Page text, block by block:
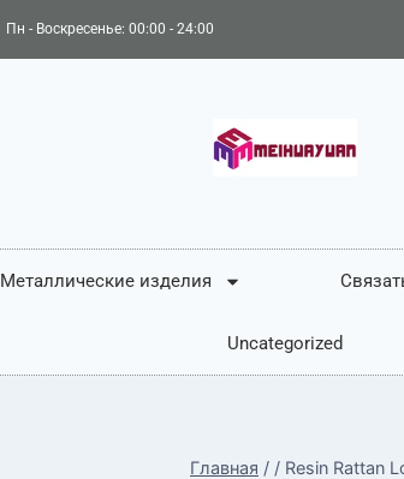
Пн - Воскресенье: 00:00 - 24:00
Металлические изделия
Uncategorized
Главная / / Resin Rattan